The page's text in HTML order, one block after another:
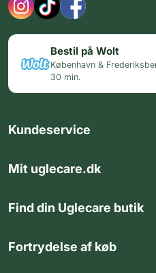
Bestil på Wolt
København &
30 min.
Kundeservice
Mit uglecare.dk
Find din Uglecare butik
Fortrydelse af køb